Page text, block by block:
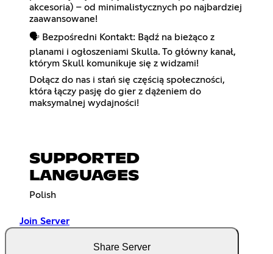
akcesoria) – od minimalistycznych po najbardziej
zaawansowane!
🗣️ Bezpośredni Kontakt: Bądź na bieżąco z
planami i ogłoszeniami Skulla. To główny kanał,
którym Skull komunikuje się z widzami!
Dołącz do nas i stań się częścią społeczności,
która łączy pasję do gier z dążeniem do
maksymalnej wydajności!
SUPPORTED
LANGUAGES
Polish
Join Server
Share Server